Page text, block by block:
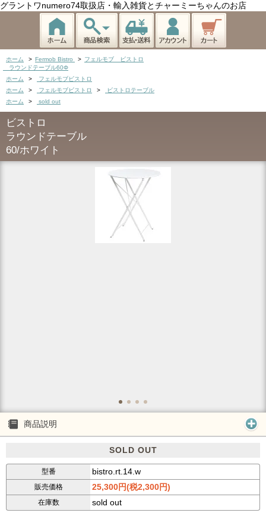
グラントワnumero74取扱店・輸入雑貨とチャーミーちゃんのお店
ホーム > Fermob Bistro > フェルモブ ビストロ
ラウンドテーブル60Φ
ホーム
>
フェルモブビストロ
ホーム
> フェルモブビストロ >
ビストロテーブル
ホーム
> sold out
ビストロ
ラウンドテーブル
60/ホワイト
商品説明
SOLD OUT
型番 bistro.rt.14.w
販売価格 25,300円(税2,300円)
在庫数 sold out